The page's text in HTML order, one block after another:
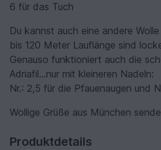
6 für das Tuch
Du kannst auch eine andere
bis 120 Meter Lauflänge sind
Genauso funktioniert auch die
Adriafil...nur mit kleineren Nadeln:
Nr.: 2,5 für die Pfauenaugen und
Wollige Grüße aus München
Produktdetails